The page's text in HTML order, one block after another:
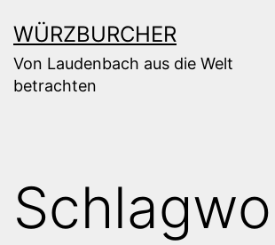
Inhalt
springen
WÜRZBURCHER
Von Laudenbach aus die Welt
betrachten